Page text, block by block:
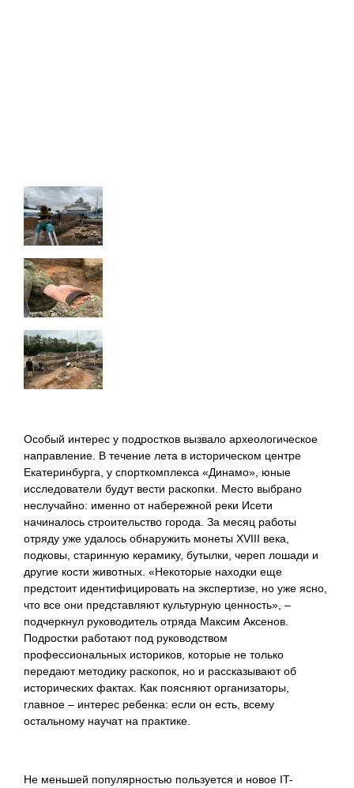
Особый интерес у подростков вызвало археологическое
направление. В течение лета в историческом центре
Екатеринбурга, у спорткомплекса «Динамо», юные
исследователи будут вести раскопки. Место выбрано
неслучайно: именно от набережной реки Исети
начиналось строительство города. За месяц работы
отряду уже удалось обнаружить монеты XVIII века,
подковы, старинную керамику, бутылки, череп лошади и
другие кости животных. «Некоторые находки еще
предстоит идентифицировать на экспертизе, но уже ясно,
что все они представляют культурную ценность», –
подчеркнул руководитель отряда Максим Аксенов.
Подростки работают под руководством
профессиональных историков, которые не только
передают методику раскопок, но и рассказывают об
исторических фактах. Как поясняют организаторы,
главное – интерес ребенка: если он есть, всему
остальному научат на практике.
Не меньшей популярностью пользуется и новое IT-